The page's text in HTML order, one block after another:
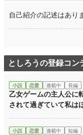
週間ポイント 7 pt (78,785
年間ポイント 3,352 pt
自己紹介の記述はあり
としろうの登録コン
小説 恋愛 連載中 長編
乙女ゲームの主人公に
されて過ぎていて私は
小説 恋愛 連載中 短編